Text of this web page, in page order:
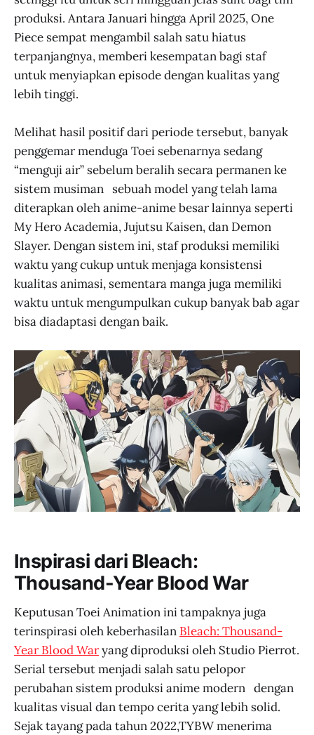
produksi. Antara Januari hingga April 2025, One
Piece sempat mengambil salah satu hiatus
terpanjangnya, memberi kesempatan bagi staf
untuk menyiapkan episode dengan kualitas yang
lebih tinggi.
Melihat hasil positif dari periode tersebut, banyak
penggemar menduga Toei sebenarnya sedang
“menguji air” sebelum beralih secara permanen ke
sistem musiman sebuah model yang telah lama
diterapkan oleh anime-anime besar lainnya seperti
My Hero Academia, Jujutsu Kaisen, dan Demon
Slayer. Dengan sistem ini, staf produksi memiliki
waktu yang cukup untuk menjaga konsistensi
kualitas animasi, sementara manga juga memiliki
waktu untuk mengumpulkan cukup banyak bab agar
bisa diadaptasi dengan baik.
Inspirasi dari Bleach:
Thousand-Year Blood War
Keputusan Toei Animation ini tampaknya juga
terinspirasi oleh keberhasilan Bleach: Thousand-
Year Blood Waryang diproduksi oleh Studio Pierrot.
Serial tersebut menjadi salah satu pelopor
perubahan sistem produksi anime modern dengan
kualitas visual dan tempo cerita yang lebih solid.
Sejak tayang pada tahun 2022,TYBW menerima